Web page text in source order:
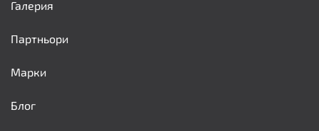
Галерия
Партньори
Марки
Блог